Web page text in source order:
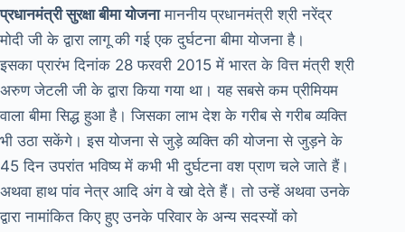
प्रधानमंत्री सुरक्षा बीमा योजनामाननीय प्रधानमंत्री श्री नरेंद्र
मोदी जी के द्वारा लागू की गई एक दुर्घटना बीमा योजना है।
इसका प्रारंभ दिनांक 28 फरवरी 2015 में भारत के वित्त मंत्री श्री
अरुण जेटली जी के द्वारा किया गया था। यह सबसे कम प्रीमियम
वाला बीमा सिद्ध हुआ है। जिसका लाभ देश के गरीब से गरीब व्यक्ति
भी उठा सकेंगे। इस योजना से जुड़े व्यक्ति की योजना से जुड़ने के
45 दिन उपरांत भविष्य में कभी भी दुर्घटना वश प्राण चले जाते हैं।
अथवा हाथ पांव नेत्र आदि अंग वे खो देते हैं। तो उन्हें अथवा उनके
द्वारा नामांकित किए हुए उनके परिवार के अन्य सदस्यों को